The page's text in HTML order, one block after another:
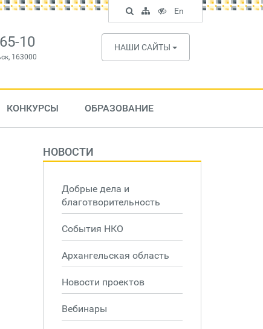
10
163000
НАШИ САЙТЫ
КОНКУРСЫ ОБРАЗОВАНИЕ
НОВОСТИ
Добрые дела и
благотворительность
События НКО
Архангельская область
Новости проектов
Вебинары
Поиск
по
сайту
Карта
сайта
Версия
для
слабовидящих
En
English